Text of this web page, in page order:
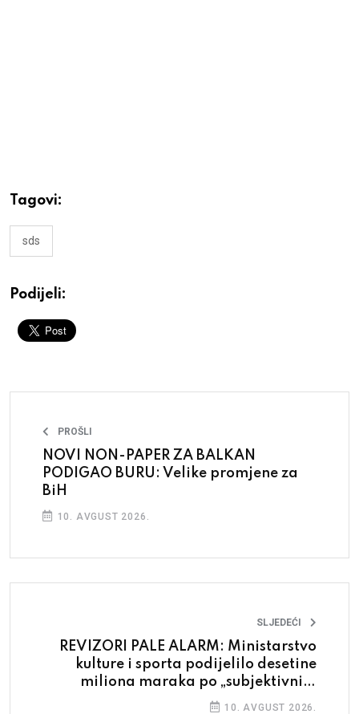
Tagovi:
sds
Podijeli:
PROŠLI
NOVI NON-PAPER ZA BALKAN
PODIGAO BURU: Velike promjene za
BiH
10. AVGUST 2026.
SLJEDEĆI
REVIZORI PALE ALARM: Ministarstvo
kulture i sporta podijelilo desetine
miliona maraka po „subjektivnim
10. AVGUST 2026.